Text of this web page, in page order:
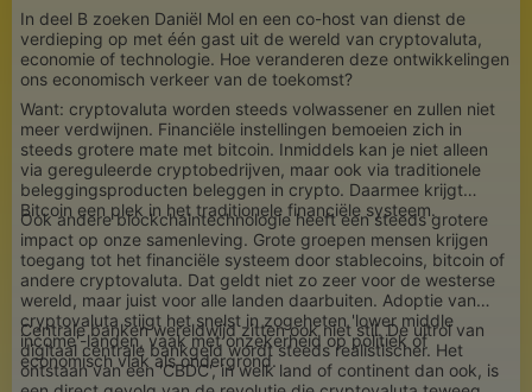
In deel B zoeken Daniël Mol en een co-host van dienst de
verdieping op met één gast uit de wereld van cryptovaluta,
economie of technologie. Hoe veranderen deze ontwikkelingen
ons economisch verkeer van de toekomst?
Want: cryptovaluta worden steeds volwassener en zullen niet
meer verdwijnen. Financiële instellingen bemoeien zich in
steeds grotere mate met bitcoin. Inmiddels kan je niet alleen
via gereguleerde cryptobedrijven, maar ook via traditionele
beleggingsproducten beleggen in crypto. Daarmee krijgt
Bitcoin een plek in het traditionele financiële systeem.
Ook andere blockchaintechnologie heeft een steeds grotere
impact op onze samenleving. Grote groepen mensen krijgen
toegang tot het financiële systeem door stablecoins, bitcoin of
andere cryptovaluta. Dat geldt niet zo zeer voor de westerse
wereld, maar juist voor alle landen daarbuiten. Adoptie van
cryptovaluta stijgt het snelst in zogeheten 'lower middle
income'-landen, vaak met onzekerheid op politiek of
economisch vlak als ondergrond.
Centrale banken wereldwijd zitten ook niet stil. De uitrol van
digitaal centrale bankgeld wordt steeds realistischer. Het
ontstaan van een 'CBDC', in welk land of continent dan ook, is